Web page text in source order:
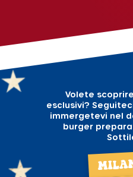
Volete
esclusivi?
immergetevi nel
burger